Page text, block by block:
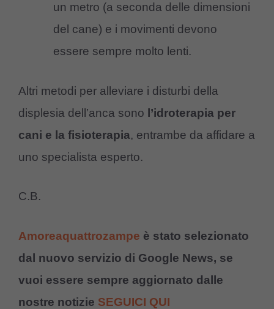
un metro (a seconda delle dimensioni
del cane) e i movimenti devono
essere sempre molto lenti.
Altri metodi per alleviare i disturbi della
displesia dell’anca sono l’idroterapia per
cani e la fisioterapia, entrambe da affidare a
uno specialista esperto.
C.B.
Amoreaquattrozampe è stato selezionato
dal nuovo servizio di Google News, se
vuoi essere sempre aggiornato dalle
nostre notizie SEGUICI QUI